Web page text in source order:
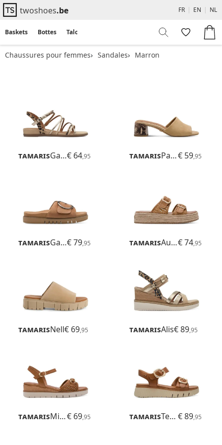
twoshoes.be FR | EN | NL
Baskets Bottes Talons
Chaussures pour femmes Sandales Marron
Tamaris Gabriella€ 64,95 Tamaris Paola€ 59,95
Tamaris Gafu€ 79,95 Tamaris Ausonia€ 74,95
TamarisNell€ 69,95 TamarisAlis€ 89,95
Tamaris Michi€ 69,95 Tamaris Tessa € 89,95